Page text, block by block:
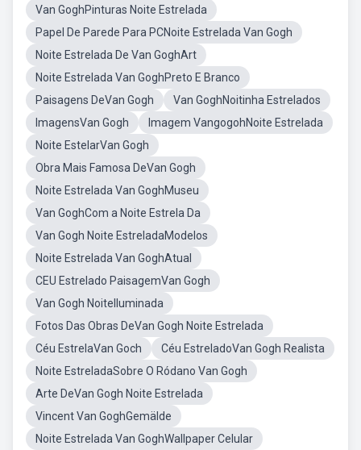
Van GoghPinturas Noite Estrelada
Papel De Parede Para PCNoite Estrelada Van Gogh
Noite Estrelada De Van GoghArt
Noite Estrelada Van GoghPreto E Branco
Paisagens DeVan Gogh
Van GoghNoitinha Estrelados
ImagensVan Gogh
Imagem VangogohNoite Estrelada
Noite EstelarVan Gogh
Obra Mais Famosa DeVan Gogh
Noite Estrelada Van GoghMuseu
Van GoghCom a Noite Estrela Da
Van Gogh Noite EstreladaModelos
Noite Estrelada Van GoghAtual
CEU Estrelado PaisagemVan Gogh
Van Gogh NoiteIluminada
Fotos Das Obras DeVan Gogh Noite Estrelada
Céu EstrelaVan Goch
Céu EstreladoVan Gogh Realista
Noite EstreladaSobre O Ródano Van Gogh
Arte DeVan Gogh Noite Estrelada
Vincent Van GoghGemälde
Noite Estrelada Van GoghWallpaper Celular